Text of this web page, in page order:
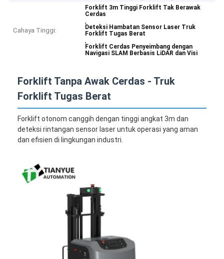
Cahaya Tinggi:
Forklift 3m Tinggi Forklift Tak Berawak
Cerdas
,
Deteksi Hambatan Sensor Laser Truk
Forklift Tugas Berat
,
Forklift Cerdas Penyeimbang dengan
Navigasi SLAM Berbasis LiDAR dan Visi
Forklift Tanpa Awak Cerdas - Truk
Forklift Tugas Berat
Forklift otonom canggih dengan tinggi angkat 3m dan
deteksi rintangan sensor laser untuk operasi yang aman
dan efisien di lingkungan industri.